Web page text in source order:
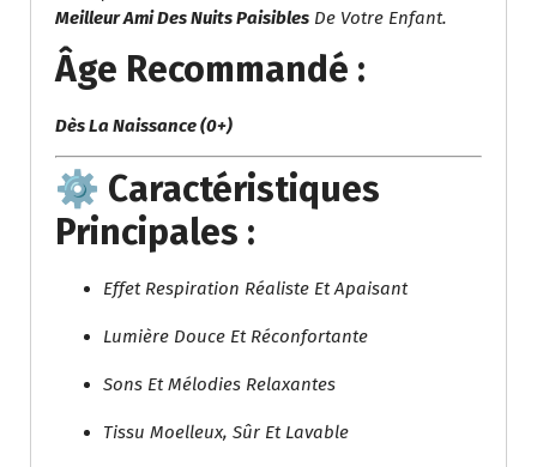
Meilleur Ami Des Nuits Paisibles De Votre Enfant.
Âge Recommandé :
Dès La Naissance (0+)
⚙️ Caractéristiques
Principales :
Effet Respiration Réaliste Et Apaisant
Lumière Douce Et Réconfortante
Sons Et Mélodies Relaxantes
Tissu Moelleux, Sûr Et Lavable